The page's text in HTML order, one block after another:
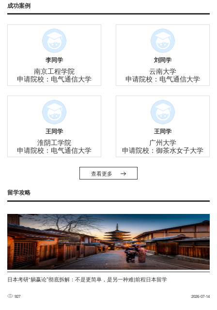
成功案例
李同学
南京工程学院
申请院校：电气通信大学
刘同学
云南大学
申请院校：电气通信大学
王同学
淮阴工学院
申请院校：电气通信大学
王同学
广州大学
申请院校：御茶水女子大学
查看更多
留学攻略
日本考研“躺赢论”彻底拆解：不是更简单，是另一种难|前程日本留学
927 2026-07-14